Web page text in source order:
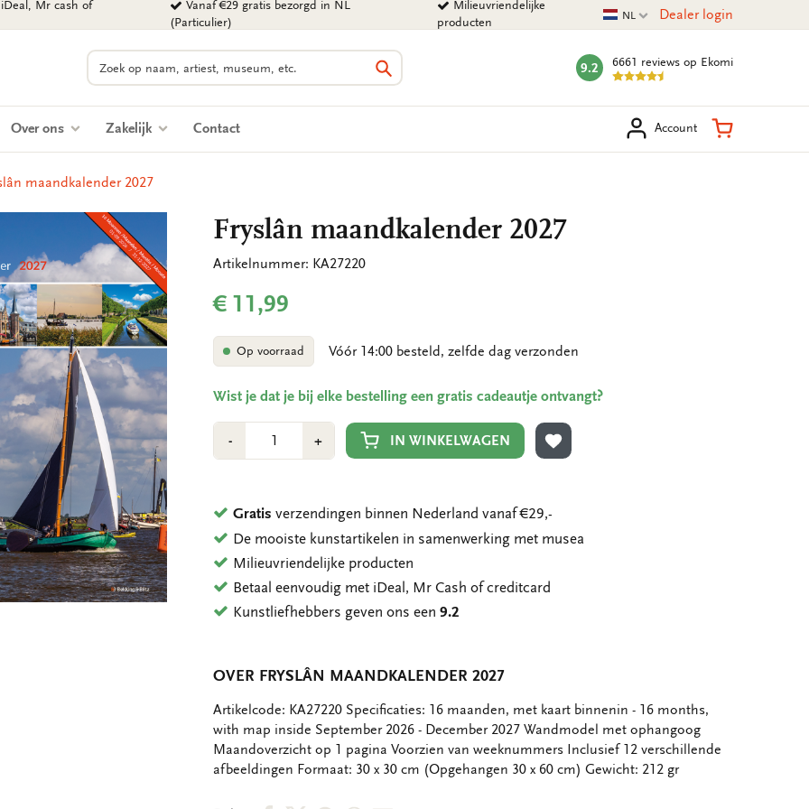
Mr cash of
Vanaf €29 gratis bezorgd in NL
(Particulier)
Milieuvriendelijke
producten
Huidige taal
NL Dealer login
Zoeken
Zoeken
mark:
9.2 6661 reviews op Ekomi
Over ons Zakelijk Contact Account Winkelmand
maandkalender 2027
Fryslân maandkalender 2027
Artikelnummer: KA27220
€ 11,99
Op voorraad Vóór 14:00 besteld, zelfde dag verzonden
Wist je dat je bij elke bestelling een gratis cadeautje ontvangt?
-Min
1
+Plus
1
IN WINKELWAGEN
TOEVOEGEN AAN VERLANGLIJST
Gratis verzendingen binnen Nederland vanaf €29,-
De mooiste kunstartikelen in samenwerking met musea
Milieuvriendelijke producten
Betaal eenvoudig met iDeal, Mr Cash of creditcard
Kunstliefhebbers geven ons een9.2
OVER FRYSLÂN MAANDKALENDER 2027
OMSCHRIJVING
Artikelcode: KA27220 Specificaties: 16 maanden, met kaart binnenin - 16 months,
with map inside September 2026 - December 2027 Wandmodel met ophangoog
Maandoverzicht op 1 pagina Voorzien van weeknummers Inclusief 12 verschillende
afbeeldingen Formaat: 30 x 30 cm (Opgehangen 30 x 60 cm) Gewicht: 212 gr